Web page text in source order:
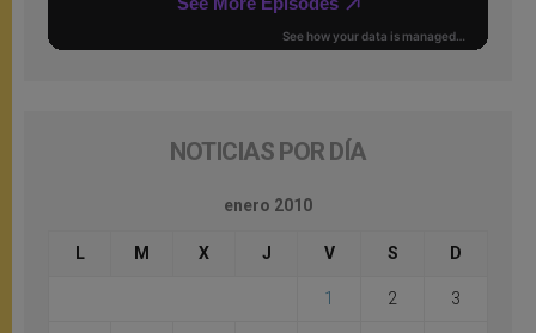
NOTICIAS POR DÍA
enero 2010
L M X J V S D
1 2 3